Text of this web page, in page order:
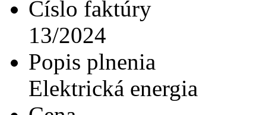
Číslo faktúry
13/2024
Popis plnenia
Elektrická energia